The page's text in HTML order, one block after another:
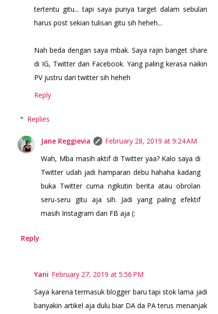
tertentu gitu... tapi saya punya target dalam sebulan
harus post sekian tulisan gitu sih heheh...
Nah beda dengan saya mbak. Saya rajin banget share
di IG, Twitter dan Facebook. Yang paling kerasa naikin
PV justru dari twitter sih heheh
Reply
Replies
Jane Reggievia
February 28, 2019 at 9:24 AM
Wah, Mba masih aktif di Twitter yaa? Kalo saya di
Twitter udah jadi hamparan debu hahaha kadang
buka Twitter cuma ngikutin berita atau obrolan
seru-seru gitu aja sih. Jadi yang paling efektif
masih Instagram dan FB aja (:
Reply
Yani February 27, 2019 at 5:56 PM
Saya karena termasuk blogger baru tapi stok lama jadi
banyakin artikel aja dulu biar DA da PA terus menanjak